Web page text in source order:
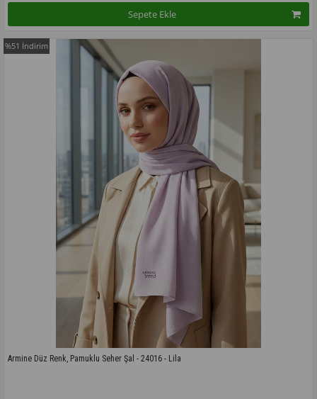
Sepete Ekle
Armine Düz Renk, Pamuklu Seher Şal - 24016 - Lila
%51 İndirim